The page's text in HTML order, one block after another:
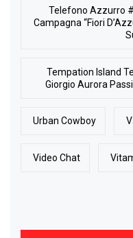
Telefono Azzurro
Campagna “Fiori
Tempation Island
Giorgio Aurora
Urban Cowboy
Video Chat